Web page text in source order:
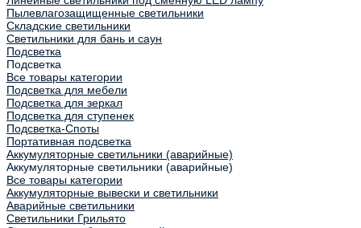
Пылевлагозащищенные светильники
Складские светильники
Светильники для бань и саун
Подсветка
Подсветка
Все товары категории
Подсветка для мебели
Подсветка для зеркал
Подсветка для ступенек
Подсветка-Споты
Портативная подсветка
Аккумуляторные светильники (аварийные)
Аккумуляторные светильники (аварийные)
Все товары категории
Аккумуляторные вывески и светильники
Аварийные светильники
Светильники Грильято